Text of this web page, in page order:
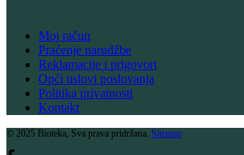
Moj račun
Praćenje narudžbe
Reklamacije i prigovori
Opći uslovi poslovanja
Politika privatnosti
Kontakt
© 2025 Bioteka, Sva prava pridržana. Sitemap